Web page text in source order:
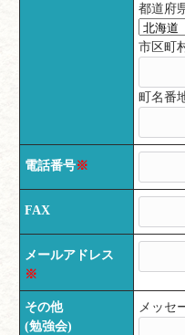
都道府
市区町
町名番
電話番号※
FAX
メールアドレス
※
その他
(勉強会)
メッセ